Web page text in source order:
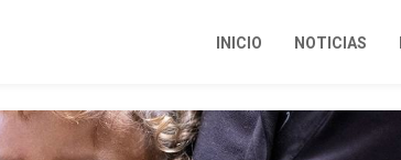
INICIO NOTICIAS